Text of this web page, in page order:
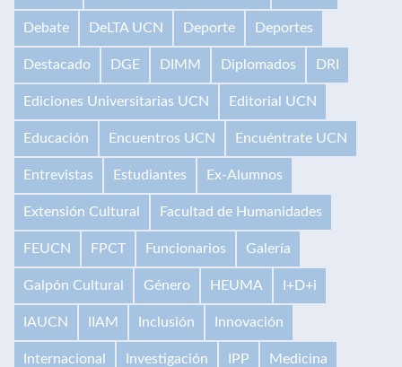
Debate DeLTA UCN Deporte Deportes
Destacado DGE DIMM Diplomados DRI
Ediciones Universitarias UCN Editorial UCN
Educación Encuentros UCN Encuéntrate UCN
Entrevistas Estudiantes Ex-Alumnos
Extensión Cultural Facultad de Humanidades
FEUCN FPCT Funcionarios Galería
Galpón Cultural Género HEUMA I+D+i
IAUCN IIAM Inclusión Innovación
Internacional Investigación IPP Medicina